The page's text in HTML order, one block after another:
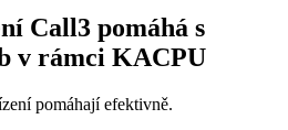
Call3 pomáhá s
v rámci KACPU
pomáhají efektivně.